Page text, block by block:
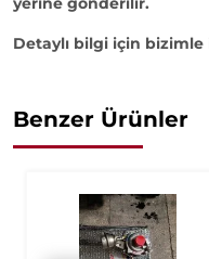
Detaylı bilgi için
Benzer Ürünler